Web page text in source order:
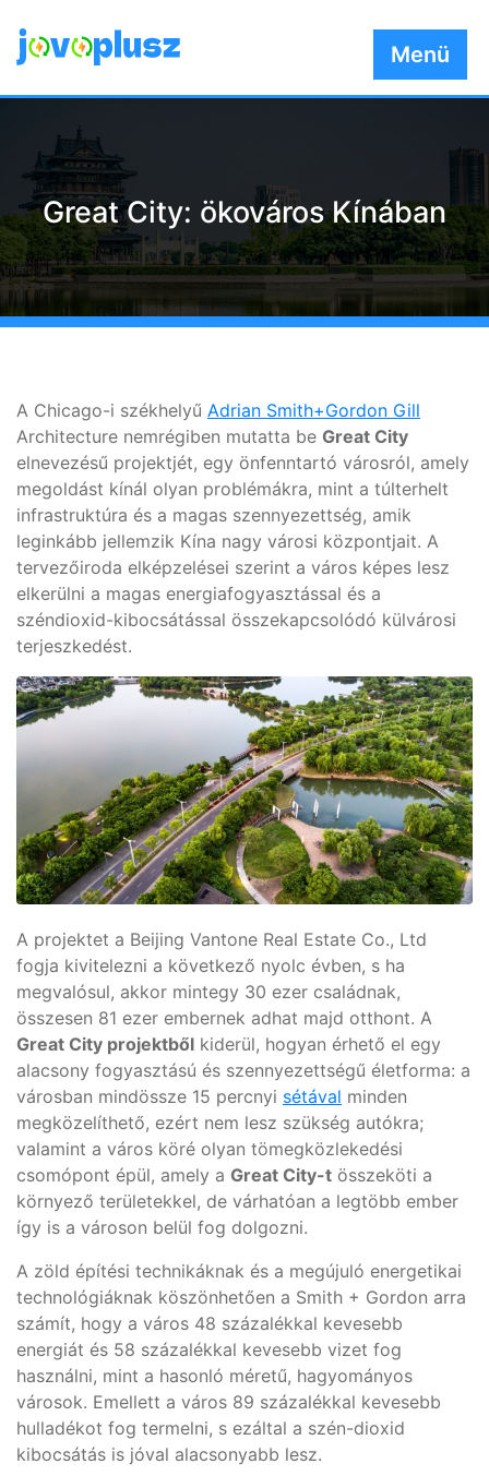
content
Menü
Great City: ökováros Kínában
A Chicago-i székhelyű Adrian Smith+Gordon Gill
Architecture nemrégiben mutatta be Great City
elnevezésű projektjét, egy önfenntartó városról, amely
megoldást kínál olyan problémákra, mint a túlterhelt
infrastruktúra és a magas szennyezettség, amik
leginkább jellemzik Kína nagy városi központjait. A
tervezőiroda elképzelései szerint a város képes lesz
elkerülni a magas energiafogyasztással és a
széndioxid-kibocsátással összekapcsolódó külvárosi
terjeszkedést.
A projektet a Beijing Vantone Real Estate Co., Ltd
fogja kivitelezni a következő nyolc évben, s ha
megvalósul, akkor mintegy 30 ezer családnak,
összesen 81 ezer embernek adhat majd otthont. A
Great City projektből kiderül, hogyan érhető el egy
alacsony fogyasztású és szennyezettségű életforma: a
városban mindössze 15 percnyi sétával minden
megközelíthető, ezért nem lesz szükség autókra;
valamint a város köré olyan tömegközlekedési
csomópont épül, amely a Great City-t összeköti a
környező területekkel, de várhatóan a legtöbb ember
így is a városon belül fog dolgozni.
A zöld építési technikáknak és a megújuló energetikai
technológiáknak köszönhetően a Smith + Gordon arra
számít, hogy a város 48 százalékkal kevesebb
energiát és 58 százalékkal kevesebb vizet fog
használni, mint a hasonló méretű, hagyományos
városok. Emellett a város 89 százalékkal kevesebb
hulladékot fog termelni, s ezáltal a szén-dioxid
kibocsátás is jóval alacsonyabb lesz.